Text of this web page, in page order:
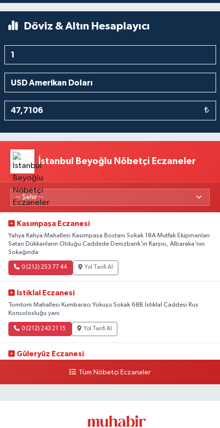
Döviz & Altın Hesaplayıcı
₺
İstanbul Beyoğlu Nöbetçi Eczaneler
Kasımpaşa Eczanesi
Yahya Kahya Mahallesi Kasımpaşa Bostanı Sokak 18A Mutfak Ekipmanları
Satan Dükkanların Olduğu Caddede Denizbank'ın Karşısı, Albaraka'nın
Sokağında
0 (212) 253 77 44 Yol Tarifi Al
Istiklal Eczanesi
Tomtom Mahallesi Kumbaracı Yokuşu Sokak 68B İstiklal Caddesi Rus
Konsolosluğu yanı
0 (212) 243 21 15 Yol Tarifi Al
Güleryüz Eczanesi
kalaycıbahçe Meydana DoğruTüm Nöbetçi Eczaneler